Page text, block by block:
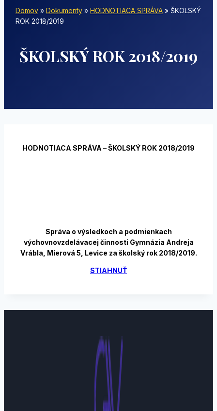
Domov » Dokumenty » HODNOTIACA SPRÁVA » ŠKOLSKÝ
ROK 2018/2019
ŠKOLSKÝ ROK 2018/2019
HODNOTIACA SPRÁVA – ŠKOLSKÝ ROK 2018/2019
Správa o výsledkoch a podmienkach
výchovnovzdelávacej činnosti Gymnázia Andreja
Vrábla, Mierová 5, Levice za školský rok 2018/2019.
STIAHNUŤ